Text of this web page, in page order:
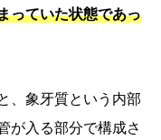
っていた状態であっ
、象牙質という内部
が入る部分で構成さ